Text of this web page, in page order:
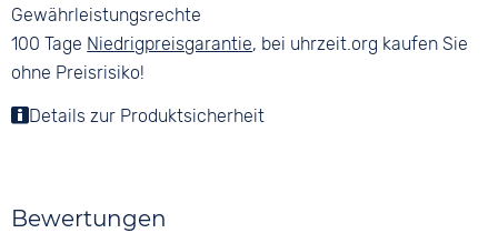
Gewährleistungsrechte
100 Tage Niedrigpreisgarantie, bei uhrzeit.org kaufen Sie
ohne Preisrisiko!
Details zur Produktsicherheit
Bewertungen